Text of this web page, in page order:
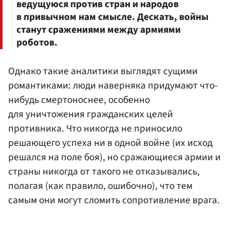
ведущуюся против стран и народов
в привычном нам смысле. Дескать, войны
станут сражениями между армиями
роботов.
Однако такие аналитики выглядят сущими
романтиками: люди наверняка придумают что-
нибудь смертоноснее, особенно
для уничтожения гражданских целей
противника. Что никогда не приносило
решающего успеха ни в одной войне (их исход
решался на поле боя), но сражающиеся армии и
страны никогда от такого не отказывались,
полагая (как правило, ошибочно), что тем
самым они могут сломить сопротивление врага.